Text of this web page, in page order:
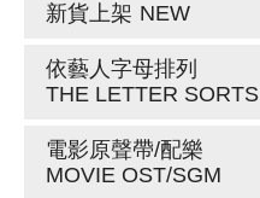
新貨上架 NEW
依藝人字母排列
THE LETTER SORTS
電影原聲帶/配樂
MOVIE OST/SGM